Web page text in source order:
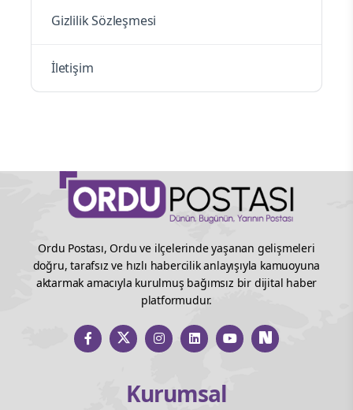
Gizlilik Sözleşmesi
İletişim
Ordu Postası, Ordu ve ilçelerinde yaşanan gelişmeleri
doğru, tarafsız ve hızlı habercilik anlayışıyla kamuoyuna
aktarmak amacıyla kurulmuş bağımsız bir dijital haber
platformudur.
Kurumsal